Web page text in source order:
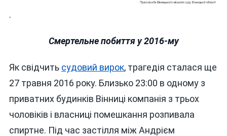
.
Смертельне побиття у 2016-му
Як свідчить судовий вирок, трагедія сталася ще
27 травня 2016 року. Близько 23:00 в одному з
приватних будинків Вінниці компанія з трьох
чоловіків і власниці помешкання розпивала
спиртне. Під час застілля між Андрієм